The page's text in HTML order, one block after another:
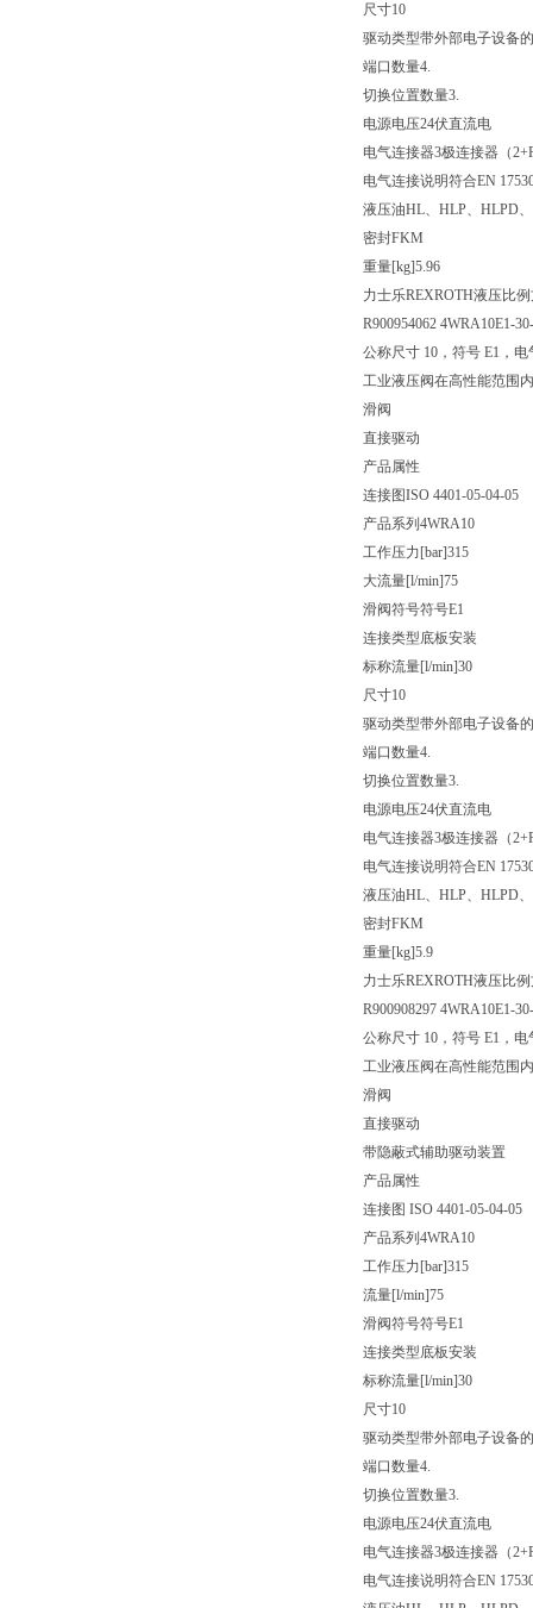
尺寸10
驱动类型带外部电子设备
端口数量4.
切换位置数量3.
电源电压24伏直流电
电气连接器3极连接器（
电气连接说明符合EN
液压油HL、HLP、HLPD
密封FKM
重量[kg]5.96
力士乐REXROTH液压比
R900954062 4WRA10E1-
公称尺寸 10，符号 E1，
工业液压阀在高性能范围
滑阀
直接驱动
产品属性
连接图ISO 4401-05-04-05
产品系列 4WRA10
工作压力[bar]315
大流量[l/min]75
滑阀符号符号E1
连接类型底板安装
标称流量[l/min]30
尺寸10
驱动类型带外部电子设备
端口数量4.
切换位置数量3.
电源电压24伏直流电
电气连接器3极连接器（
电气连接说明符合EN
液压油HL、HLP、HLPD
密封FKM
重量[kg]5.9
力士乐REXROTH液压比
R900908297 4WRA10E1-
公称尺寸 10，符号 E1，
工业液压阀在高性能范围
滑阀
直接驱动
带隐蔽式辅助驱动装置
产品属性
连接图 ISO 4401-05-04-05
产品系列 4WRA10
工作压力[bar]315
流量[l/min]75
滑阀符号符号E1
连接类型底板安装
标称流量[l/min]30
尺寸10
驱动类型带外部电子设备
端口数量4.
切换位置数量3.
电源电压24伏直流电
电气连接器3极连接器（
电气连接说明符合EN